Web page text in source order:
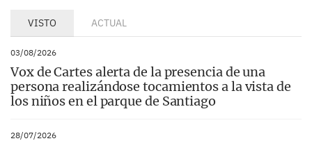
VISTO ACTUAL
03/08/2026
Vox de Cartes alerta de la presencia de una
persona realizándose tocamientos a la vista de
los niños en el parque de Santiago
28/07/2026